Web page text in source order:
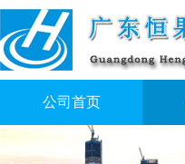
公司首页